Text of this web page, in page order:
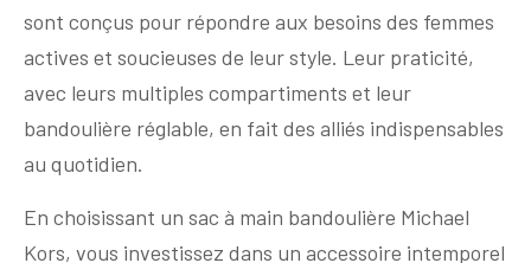
sont conçus pour répondre aux besoins des femmes
actives et soucieuses de leur style. Leur praticité,
avec leurs multiples compartiments et leur
bandoulière réglable, en fait des alliés indispensables
au quotidien.
En choisissant un sac à main bandoulière Michael
Kors, vous investissez dans un accessoire intemporel